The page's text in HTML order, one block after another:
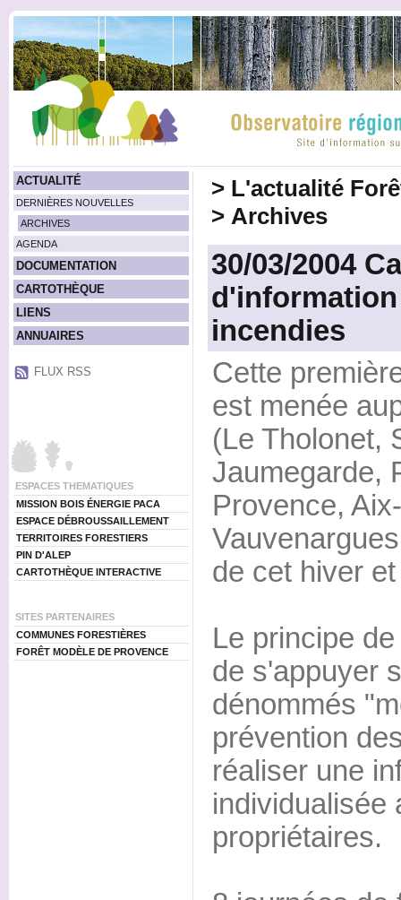
ACTUALITÉ
DERNIÈRES NOUVELLES
ARCHIVES
AGENDA
DOCUMENTATION
CARTOTHÈQUE
LIENS
ANNUAIRES
FLUX RSS
ESPACES THEMATIQUES
MISSION BOIS ÉNERGIE PACA
ESPACE DÉBROUSSAILLEMENT
TERRITOIRES FORESTIERS
PIN D'ALEP
CARTOTHÈQUE INTERACTIVE
SITES PARTENAIRES
COMMUNES FORESTIÈRES
FORÊT MODÈLE DE PROVENCE
> L'actualité
> Archives
30/03/2004
incendies
Cette
est menée
(Le Tholonet,
Jaumegarde,
Provence,
de cet hiver
Le principe
de s'appuyer
dénommés
prévention
réaliser une
individualisée
propriétaires.